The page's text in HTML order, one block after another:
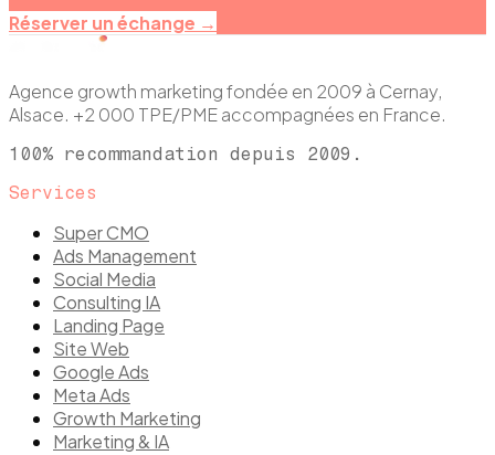
Réserver un échange →
Agence growth marketing fondée en 2009 à Cernay,
Alsace. +2 000 TPE/PME accompagnées en France.
100% recommandation depuis 2009.
Services
Super CMO
Ads Management
Social Media
Consulting IA
Landing Page
Site Web
Google Ads
Meta Ads
Growth Marketing
Marketing & IA